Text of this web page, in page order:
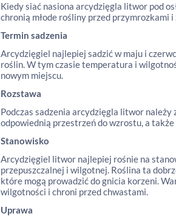
Kiedy siać nasiona arcydzięgla litwor pod
chronią młode rośliny przed
Termin sadzenia
Arcydzięgiel najlepiej sadzić w maju i
roślin. W tym czasie temperatura i
nowym miejscu.
Rozstawa
Podczas sadzenia arcydzięgla litwor
odpowiednią przestrzeń do wzrostu, a
Stanowisko
Arcydzięgiel litwor najlepiej rośnie na
przepuszczalnej i wilgotnej. Roślina ta
które mogą prowadzić do gnicia korzeni.
wilgotności i chroni przed chwastami.
Uprawa